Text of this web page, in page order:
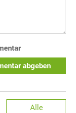
abgeben
Alle